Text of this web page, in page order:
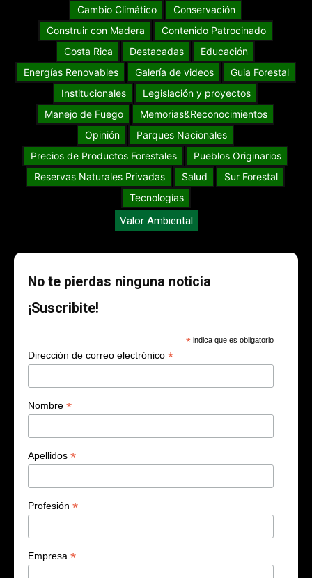
Cambio Climático
Conservación
Construir con Madera
Contenido Patrocinado
Costa Rica
Destacadas
Educación
Energías Renovables
Galería de videos
Guia Forestal
Institucionales
Legislación y proyectos
Manejo de Fuego
Memorias&Reconocimientos
Opinión
Parques Nacionales
Precios de Productos Forestales
Pueblos Originarios
Reservas Naturales Privadas
Salud
Sur Forestal
Tecnologías
Valor Ambiental
No te pierdas ninguna noticia
¡Suscribite!
* indica que es obligatorio
Dirección de correo electrónico *
Nombre *
Apellidos *
Profesión *
Empresa *